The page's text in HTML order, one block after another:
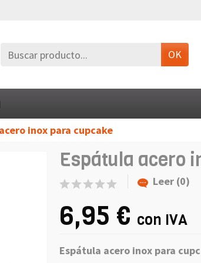
OK
inox para cupcake
Espátula acero
Leer (0)
6,95 € con IVA
Espátula acero inox para